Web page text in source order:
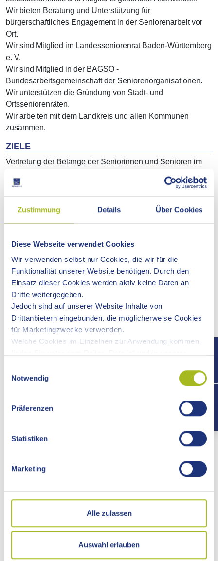
Zustimmung Details Über Cookies
Diese Webseite verwendet Cookies
Wir verwenden selbst nur Cookies, die wir für die
Funktionalität unserer Website benötigen. Durch den
Einsatz dieser Cookies werden aktiv keine Daten an
Dritte weitergegeben.
Jedoch sind auf unserer Website Inhalte von
Drittanbietern eingebunden, die möglicherweise Cookies
für Marketingzwecke verwenden.
Welche Cookies im Einzelnen zur Anwendung kommen,
Notwendig
Präferenzen
Statistiken
Marketing
Alle zulassen
Auswahl erlauben
Wir bieten Beratung und Unterstützung für
bürgerschaftliches Engagement in der Seniorenarbeit vor
Ort.
Wir sind Mitglied im Landesseniorenrat Baden-Württemberg
e. V.
Wir sind Mitglied in der BAGSO -
Bundesarbeitsgemeinschaft der Seniorenorganisationen.
Wir unterstützen die Gründung von Stadt- und
Ortsseniorenräten.
Wir arbeiten mit dem Landkreis und allen Kommunen
zusammen.
ZIELE
Vertretung der Belange der Seniorinnen und Senioren im
und kirchlichen Institutionen.
Mitarbeit bei der Sozialplanung im Bereich Altenhilfe sowie
bei der Bewältigung der Aufgaben des demografischen
Sicherheit, Digitalisierung, Wohnen, medizinische
Versorgung und Pflege, Betreuung durch An- und
Zugehörige sowie gesellschaftlicher Zusammenhalt.
Vernetzung und Austausch bestehender Organisationen im
Landkreis.
Öffentlichkeitsarbeit
Förderung eines generationenübergreifenden Miteinanders.
Einrichtung von Seniorenräten in allen Städten und
Gemeinden, um eine wirksame Beteiligung an kommunalen
Organisationen und Initiativen in der Seniorenarbeit
Einrichtungen der Altenhilfe
Wollen Sie aktiv mitgestalten, haben Sie Fragen oder
Kreisseniorenrat Ostalb e.V. erfahren? Dann melden Sie
Wir freuen uns über neue Mitglieder.